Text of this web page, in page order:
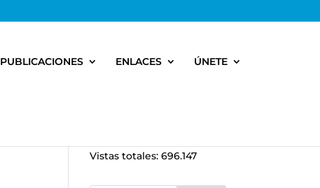
PUBLICACIONES ENLACES ÚNETE
Vistas totales:696.147